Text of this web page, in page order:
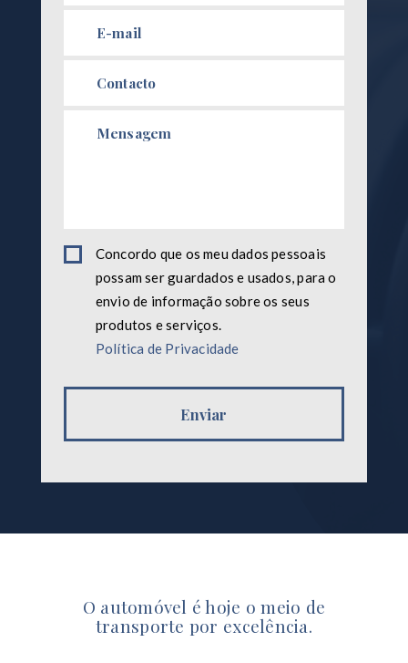
Concordo que os meu dados pessoais
possam ser guardados e usados, para o
envio de informação sobre os seus
produtos e serviços.
Política de Privacidade
Enviar
O automóvel é hoje o meio de
transporte por excelência.